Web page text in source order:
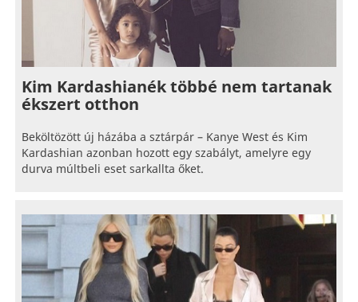
Kim Kardashianék többé nem tartanak
ékszert otthon
Beköltözött új házába a sztárpár – Kanye West és Kim
Kardashian azonban hozott egy szabályt, amelyre egy
durva múltbeli eset sarkallta őket.